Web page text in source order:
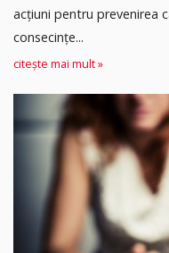
acțiuni pentru prevenirea
consecințe...
citește mai mult »